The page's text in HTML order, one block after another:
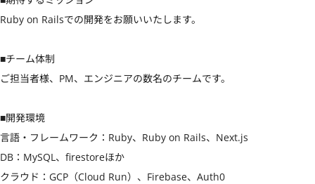
Ruby on Railsでの開発をお願いいたします。
■チーム体制
ご担当者様、PM、エンジニアの数名のチームです。
■開発環境
言語・フレームワーク：Ruby、Ruby on Rails、Next.js
DB：MySQL、firestoreほか
クラウド：GCP（Cloud Run）、Firebase、Auth0